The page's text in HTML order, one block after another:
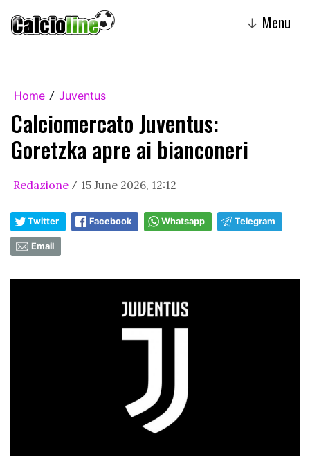
↓ Menu
Home / Juventus
Calciomercato Juventus:
Goretzka apre ai bianconeri
Redazione / 15 June 2026, 12:12
Twitter Facebook Whatsapp Telegram
Email